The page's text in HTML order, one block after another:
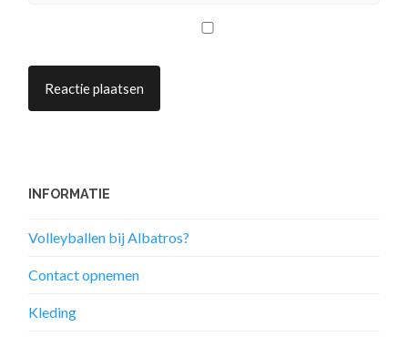
INFORMATIE
Volleyballen bij Albatros?
Contact opnemen
Kleding